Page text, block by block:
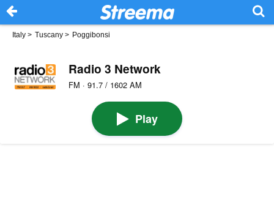
Italy > Tuscany > Poggibonsi
Radio 3 Network
FM · 91.7 / 1602 AM
Play